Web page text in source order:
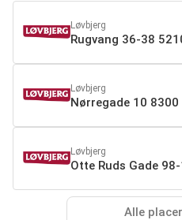
Løvbjerg
Rugvang 36-38
Løvbjerg
Nørregade 10 8300
Løvbjerg
Otte Ruds Gade
Alle